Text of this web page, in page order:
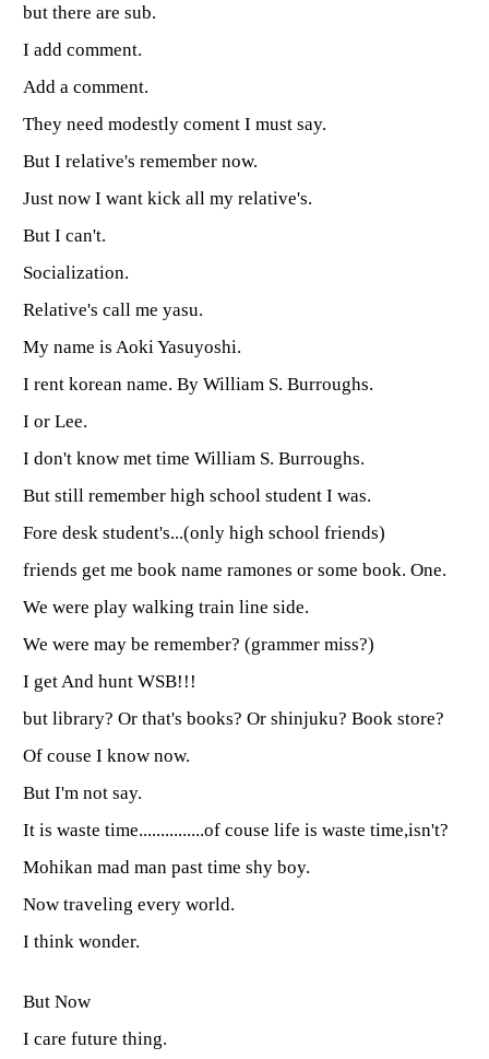
but there are sub.
I add comment.
Add a comment.
They need modestly coment I must say.
But I relative's remember now.
Just now I want kick all my relative's.
But I can't.
Socialization.
Relative's call me yasu.
My name is Aoki Yasuyoshi.
I rent korean name. By William S. Burroughs.
I or Lee.
I don't know met time William S. Burroughs.
But still remember high school student I was.
Fore desk student's...(only high school friends)
friends get me book name ramones or some book. One.
We were play walking train line side.
We were may be remember? (grammer miss?)
I get And hunt WSB!!!
but library? Or that's books? Or shinjuku? Book store?
Of couse I know now.
But I'm not say.
It is waste time...............of couse life is waste time,isn't?
Mohikan mad man past time shy boy.
Now traveling every world.
I think wonder.
But Now
I care future thing.